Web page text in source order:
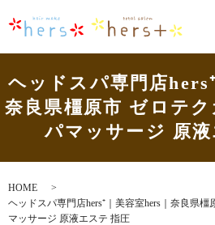
ヘッドスパ専門店
奈良県橿原市 ゼロテ
パマッサージ 原
HOME
ヘッドスパ専門店hers⁺｜美容室hers｜奈良県
マッサージ 原液エステ 指圧